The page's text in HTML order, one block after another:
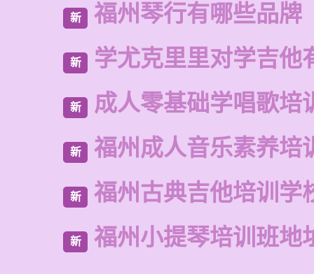
新 福州琴行有哪些品牌
新 学尤克里里对学吉他
新 成人零基础学唱歌培
新 福州成人音乐素养培
新 福州古典吉他培训学
新 福州小提琴培训班地